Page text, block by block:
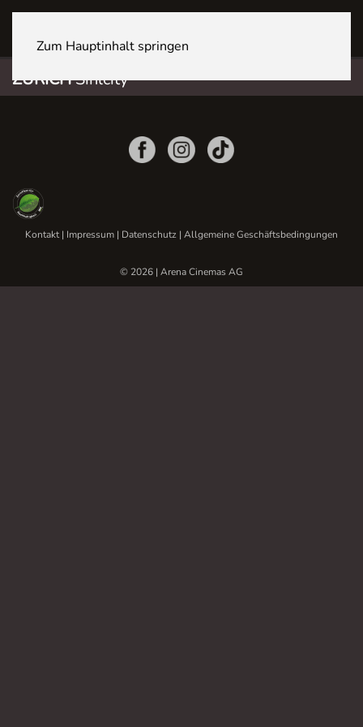
Zum Hauptinhalt springen
ZÜRICHSihlcity
Kontakt| Impressum | Datenschutz | Allgemeine Geschäftsbedingungen
© 2026 | Arena Cinemas AG